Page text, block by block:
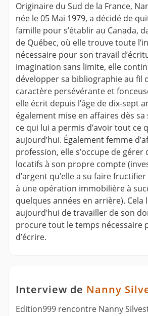
Originaire du Sud de la France,
née le 05 Mai 1979, a décidé de
famille pour s’établir au Canada,
de Québec, où elle trouve toute
nécessaire pour son travail
imagination sans limite, elle
développer sa bibliographie au fil
caractère persévérante et
elle écrit depuis l’âge de dix-sept
également mise en affaires dès
ce qui lui a permis d’avoir tout ce
aujourd’hui. Également femme
profession, elle s’occupe de gérer
locatifs à son propre compte
d’argent qu’elle a su faire
à une opération immobilière à
quelques années en arrière). Cela
aujourd’hui de travailler de son
procure tout le temps nécessaire
d’écrire.
Interview de Nanny
Edition999 rencontre Nanny